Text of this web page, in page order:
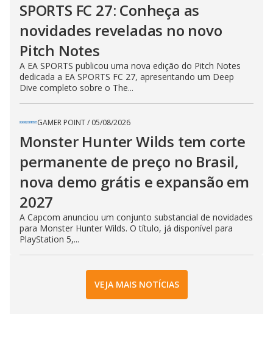
SPORTS FC 27: Conheça as
novidades reveladas no novo
Pitch Notes
A EA SPORTS publicou uma nova edição do Pitch Notes
dedicada a EA SPORTS FC 27, apresentando um Deep
Dive completo sobre o The...
GAMER POINT/ 05/08/2026
Monster Hunter Wilds tem corte
permanente de preço no Brasil,
nova demo grátis e expansão em
2027
A Capcom anunciou um conjunto substancial de novidades
para Monster Hunter Wilds. O título, já disponível para
PlayStation 5,...
VEJA MAIS NOTÍCIAS